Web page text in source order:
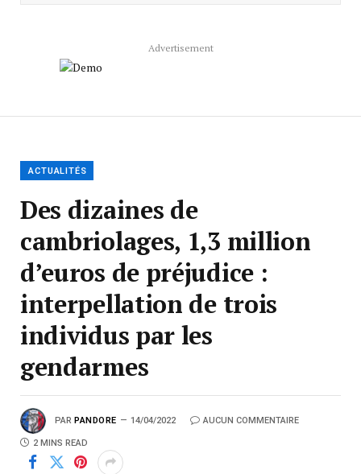
Advertisement
ACTUALITÉS
Des dizaines de
cambriolages, 1,3 million
d’euros de préjudice :
interpellation de trois
individus par les
gendarmes
PAR PANDORE 14/04/2022 AUCUN COMMENTAIRE
2 MINS READ